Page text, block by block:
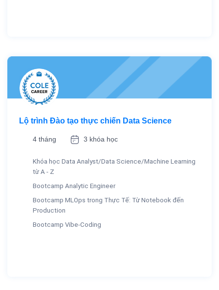
Lộ trình Đào tạo thực chiến Data Science
4 tháng 3 khóa học
Khóa học Data Analyst/Data Science/Machine Learning
từ A - Z
Bootcamp Analytic Engineer
Bootcamp MLOps trong Thực Tế: Từ Notebook đến
Production
Bootcamp Vibe-Coding